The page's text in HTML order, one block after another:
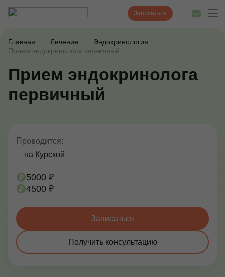
О нас
Полезные статьи
Контакты
Диагностика
Лечение
Цены
Акции и скидки
Записаться
Главная Лечение
Эндокринология
Прием эндокринолога первичный
Прием эндокринолога
первичный
Проводится:
на Курской
5000 ₽
4500 ₽
Записаться
Получить консультацию